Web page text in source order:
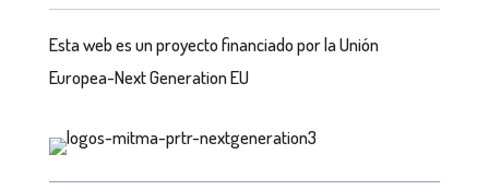
Esta web es un proyecto financiado por la Unión
Europea-Next Generation EU